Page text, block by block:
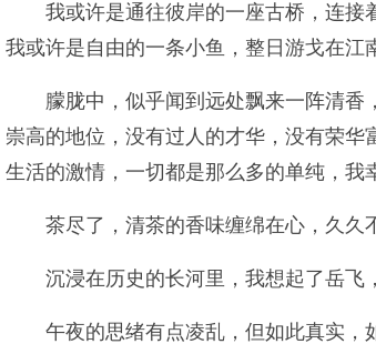
我或许是通往彼岸的一座古桥，连接
我或许是自由的一条小鱼，整日游戈在江
朦胧中，似乎闻到远处飘来一阵清
崇高的地位，没有过人的才华，没有荣
生活的激情，一切都是那么多的单纯，我
茶尽了，清茶的香味缠绵在心，久久
沉浸在历史的长河里，我想起了岳飞
午夜的思绪有点凌乱，但如此真实